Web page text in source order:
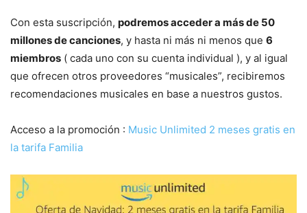
Con esta suscripción, podremos acceder a más de 50
millones de canciones, y hasta ni más ni menos que 6
miembros ( cada uno con su cuenta individual ), y al igual
que ofrecen otros proveedores “musicales”, recibiremos
recomendaciones musicales en base a nuestros gustos.
Acceso a la promoción : Music Unlimited 2 meses gratis en
la tarifa Familia